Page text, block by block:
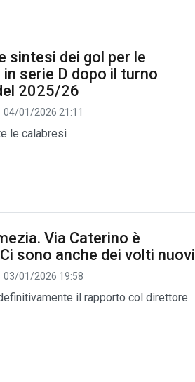
sintesi dei gol per le
serie D dopo il turno
2025/26
04/01/2026 21:11
le calabresi
Via Caterino è
sono anche dei volti nuovi
03/01/2026 19:58
il rapporto col direttore.